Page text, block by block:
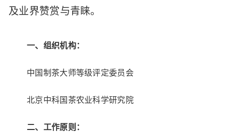
及业界赞赏与青睐。
一、组织机构：
中国制茶大师等级评定委员会
北京中科国茶农业科学研究院
二、工作原则：